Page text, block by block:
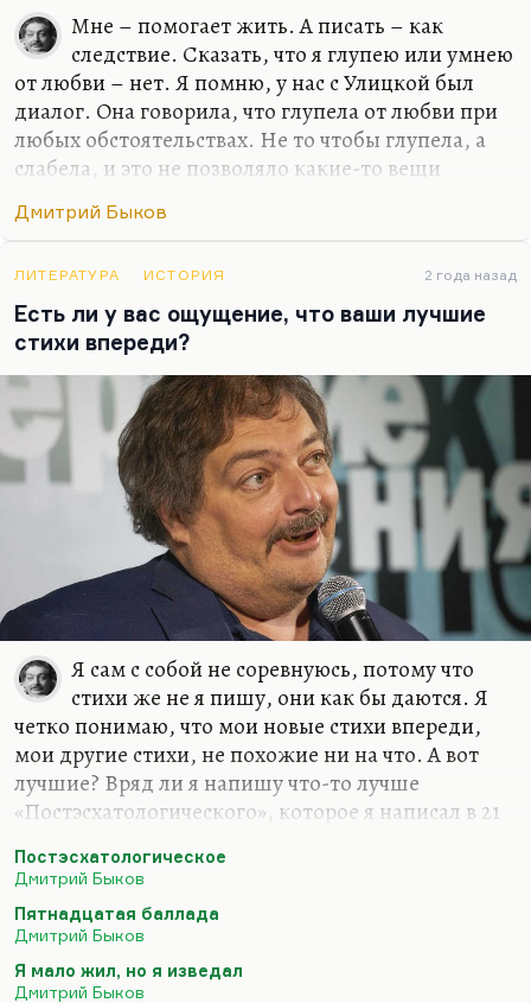
Мне – помогает жить. А писать – как
следствие. Сказать, что я глупею или умнею
от любви – нет. Я помню, у нас с Улицкой был
диалог. Она говорила, что глупела от любви при
любых обстоятельствах. Не то чтобы глупела, а
слабела, и это не позволяло какие-то вещи
все-таки этого нет, для меня любовь – это формат
какую-то общую черту у моих жен или тех
женщин, с которыми у меня были долгие и
счастливые отношения, – это были женщины, с
которыми мне нравилось разговаривать, в
которых я находил не эхо, а именно гениальный
ответ, додумывание такое.
Иной раз Катька что-нибудь такое скажет, и
жить хочется. Что-нибудь…
Дмитрий Быков
ЛИТЕРАТУРА ИСТОРИЯ 2 года назад
Есть ли у вас ощущение, что ваши лучшие
стихи впереди?
Я сам с собой не соревнуюсь, потому что
стихи же не я пишу, они как бы даются. Я
четко понимаю, что мои новые стихи впереди,
мои другие стихи, не похожие ни на что. А вот
лучшие? Вряд ли я напишу что-то лучше
«Постэсхатологического», которое я написал в 21
я напишу что-то лучше «Пятнадцатой баллады»
(«Если б был я Дэн Браун…») или моего самого
любимого стихотворения – «Сказки о рыбаке и
рыбке»… Вообще, лучшее стихотворение мое
звучит так:
Постэсхатологическое
Дмитрий Быков
Пятнадцатая баллада
Дмитрий Быков
Я мало жил, но я изведал
Дмитрий Быков